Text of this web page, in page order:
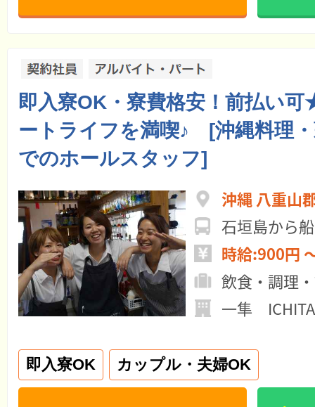
即入寮OK・寮費格安！前払い
ートライフを満喫♪ [沖縄料理
でのホールスタッフ]
沖縄 八重山
石垣島から
時給:900円
飲食・調理
一隼
即入寮OK カップル・夫婦OK